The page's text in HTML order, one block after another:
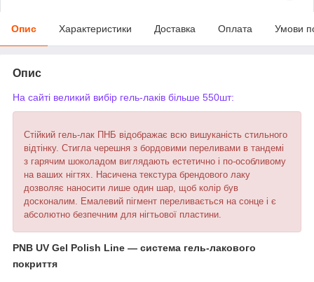
Опис Характеристики Доставка Оплата Умови
Опис
На сайті великий вибір гель-лаків більше 550шт:
Стійкий гель-лак ПНБ відображає всю вишуканість стильного
відтінку. Стигла черешня з бордовими переливами в тандемі
з гарячим шоколадом виглядають естетично і по-особливому
на ваших нігтях. Насичена текстура брендового лаку
дозволяє наносити лише один шар, щоб колір був
досконалим. Емалевий пігмент переливається на сонце і є
абсолютно безпечним для нігтьової пластини.
PNB UV Gel Polish Line ― система гель-лакового
покриття